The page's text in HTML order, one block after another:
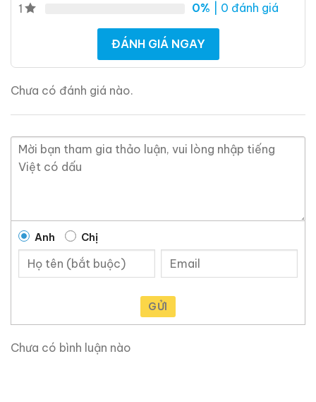
1
0% | 0 đánh giá
ĐÁNH GIÁ NGAY
Chưa có đánh giá nào.
Anh Chị
GỬI
Chưa có bình luận nào